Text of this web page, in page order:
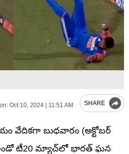
Oct 10, 2024 | 11:51 AM SHARE
వేదికగా బుధవారం (అక్టోబర్
రెండో టీ20 మ్యాచ్‌లో భారత్ ఘన